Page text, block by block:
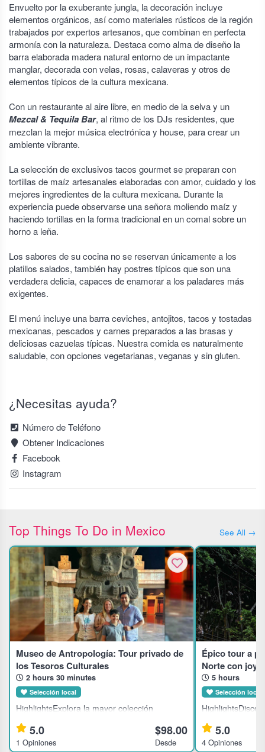
Envuelto por la exuberante jungla, la decoración incluye
elementos orgánicos, así como materiales rústicos de la región
trabajados por expertos artesanos, que combinan en perfecta
armonía con la naturaleza. Destaca como alma de diseño la
barra elaborada madera natural entorno de un impactante
manglar, decorada con velas, rosas, calaveras y otros de
elementos típicos de la cultura mexicana.
Con un restaurante al aire libre, en medio de la selva y un
Mezcal & Tequila Bar, al ritmo de los DJs residentes, que
mezclan la mejor música electrónica y house, para crear un
ambiente vibrante.
La selección de exclusivos tacos gourmet se preparan con
tortillas de maíz artesanales elaboradas con amor, cuidado y los
mejores ingredientes de la cultura mexicana. Durante la
experiencia puede observarse una señora moliendo maíz y
haciendo tortillas en la forma tradicional en un comal sobre un
horno a leña.
Los sabores de su cocina no se reservan únicamente a los
platillos salados, también hay postres típicos que son una
verdadera delicia, capaces de enamorar a los paladares más
exigentes.
El menú incluye una barra ceviches, antojitos, tacos y tostadas
mexicanas, pescados y carnes preparados a las brasas y
deliciosas cazuelas típicas. Nuestra comida es naturalmente
saludable, con opciones vegetarianas, veganas y sin gluten.
¿Necesitas ayuda?
Número de Teléfono
Obtener Indicaciones
Facebook
Instagram
Top Things To Do in Mexico See All →
Museo de Antropología: Tour privado de
los Tesoros Culturales
2 hours 30 minutes
Selección local
HighlightsExplora la mayor colección
antropológica de MéxicoAdéntrate en la
antigua cosmovisión
prehispánicaFamiliarízate con civilizaciones
5.0
1 Opiniones
$98.00
Desde
Épico tour a
Norte con
5 hours
Selección local
Condesa and
lined streets,
5.0
4 Opiniones